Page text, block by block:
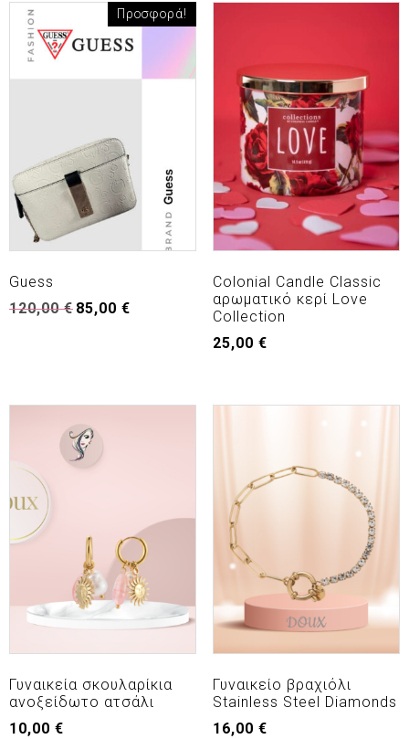
Προσφορά!
Guess
120,00€ 85,00 €
Colonial Candle Classic
αρωματικό κερί Love
Collection
25,00 €
Γυναικεία σκουλαρίκια
ανοξείδωτο ατσάλι
10,00 €
Γυναικείο βραχιόλι
Stainless Steel Diamonds
16,00 €